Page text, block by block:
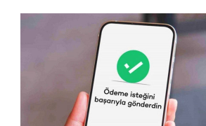
ve 1974 harekâtlarına dair şehit ve gaziler
anmaları vurgulanmış; kahraman
rahmet ve minnet dileği tekrarlanmıştır. Türk
Silahlı Kuvvetleri’nin terörle mücadeledeki
kararlılığı ve hudut güvenliğinde...